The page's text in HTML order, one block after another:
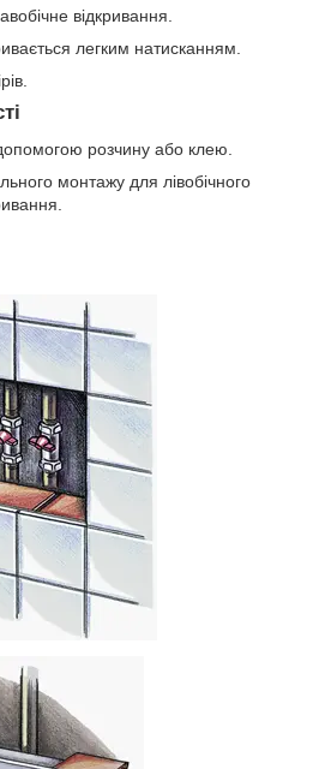
відкривання.
легким натисканням.
розчину або клею.
монтажу для лівобічного